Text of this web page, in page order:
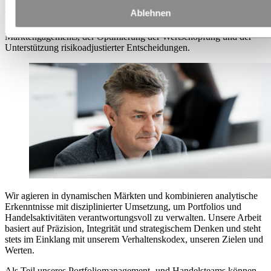
Ablehnen
Portfoliomanagement und Handel mit Hydro spielen eine
Schlüsselrolle bei der Verwaltung des finanziellen und physischen
Marktengagements, der Optimierung der Wertschöpfung und der
Unterstützung risikoadjustierter Entscheidungen.
Wir agieren in dynamischen Märkten und kombinieren analytische
Erkenntnisse mit disziplinierter Umsetzung, um Portfolios und
Handelsaktivitäten verantwortungsvoll zu verwalten. Unsere Arbeit
basiert auf Präzision, Integrität und strategischem Denken und steht
stets im Einklang mit unserem Verhaltenskodex, unseren Zielen und
Werten.